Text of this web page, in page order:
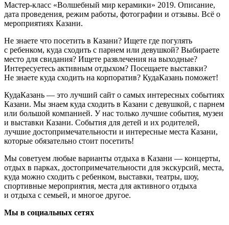
Мастер-класс «Волшебный мир керамики» 2019. Описание,
дата проведения, режим работы, фотографии и отзывы. Всё о
мероприятиях Казани.
Не знаете что посетить в Казани? Ищете где погулять
с ребенком, куда сходить с парнем или девушкой? Выбираете
место для свидания? Ищете развлечения на выходные?
Интересуетесь активным отдыхом? Посещаете выставки?
Не знаете куда сходить на корпоратив? КудаКазань поможет!
КудаКазань — это лучший сайт о самых интересных событиях
Казани. Мы знаем куда сходить в Казани с девушкой, с парнем
или большой компанией. У нас только лучшие события, музеи
и выставки Казани. События для детей и их родителей,
лучшие достопримечательности и интересные места Казани,
которые обязательно стоит посетить!
Мы советуем любые варианты отдыха в Казани — концерты,
отдых в парках, достопримечательности для экскурсий, места,
куда можно сходить с ребенком, выставки, театры, шоу,
спортивные мероприятия, места для активного отдыха
и отдыха с семьей, и многое другое.
Мы в социальных сетях